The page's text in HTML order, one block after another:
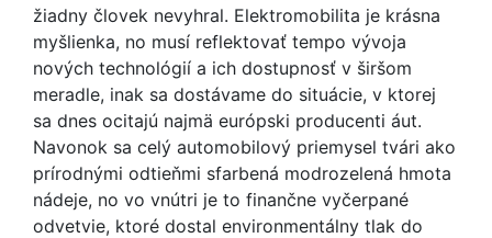
žiadny človek nevyhral. Elektromobilita je krásna
myšlienka, no musí reflektovať tempo vývoja
nových technológií a ich dostupnosť v širšom
meradle, inak sa dostávame do situácie, v ktorej
sa dnes ocitajú najmä európski producenti áut.
Navonok sa celý automobilový priemysel tvári ako
prírodnými odtieňmi sfarbená modrozelená hmota
nádeje, no vo vnútri je to finančne vyčerpané
odvetvie, ktoré dostal environmentálny tlak do